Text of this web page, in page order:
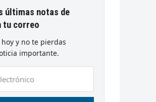
últimas notas de
tu correo
y no te pierdas
importante.